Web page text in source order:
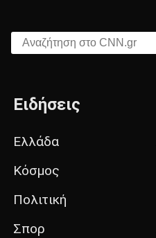
Αναζήτηση στο CNN.gr
Ειδήσεις
Ελλάδα
Κόσμος
Πολιτική
Σπορ